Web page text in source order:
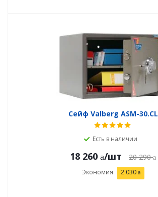
Сейф Valberg ASM-30.CL
Есть в наличии
18 260 /шт 20 290
Экономия 2 030